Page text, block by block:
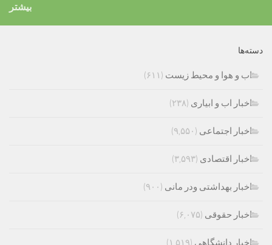
بیشتر
دسته‌ها
اب و هوا و محیط زیست (۶۱۱)
اخبار اب و ابیاری (۲۳۸)
اخبار اجتماعی (۹,۵۵۰)
اخبار اقتصادی (۳,۵۹۳)
اخبار بهداشتی ودر مانی (۹۰۰)
اخبار حقوقی (۶,۰۷۵)
اخبار دانشگاهی (۱,۵۱۹)